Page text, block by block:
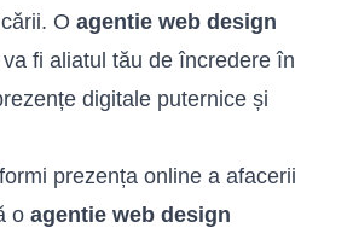
O agentie web design
fi aliatul tău de încredere în
digitale puternice și
prezența online a afacerii
o agentie web design